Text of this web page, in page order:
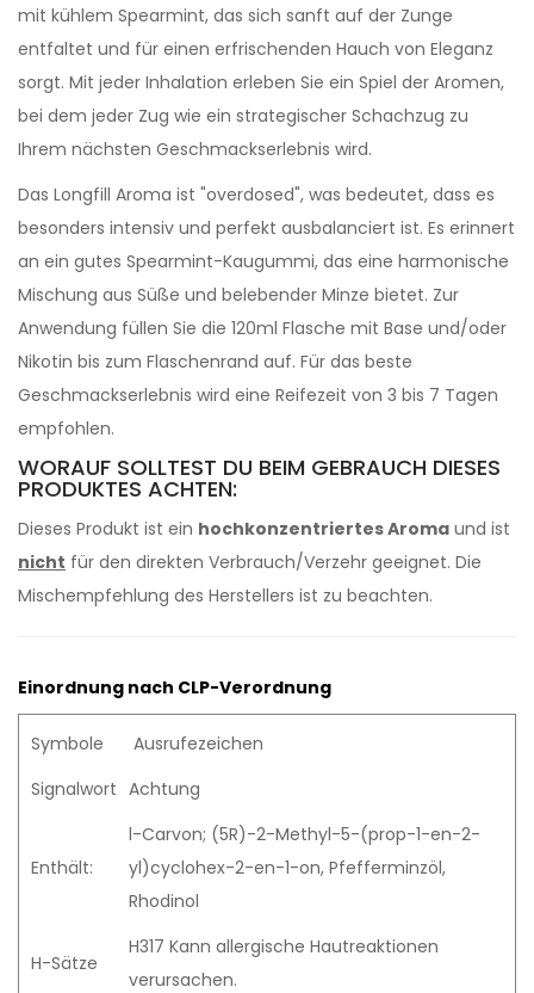
mit kühlem Spearmint, das sich sanft auf der Zunge
entfaltet und für einen erfrischenden Hauch von Eleganz
sorgt. Mit jeder Inhalation erleben Sie ein Spiel der Aromen,
bei dem jeder Zug wie ein strategischer Schachzug zu
Ihrem nächsten Geschmackserlebnis wird.
Das Longfill Aroma ist "overdosed", was bedeutet, dass es
besonders intensiv und perfekt ausbalanciert ist. Es erinnert
an ein gutes Spearmint-Kaugummi, das eine harmonische
Mischung aus Süße und belebender Minze bietet. Zur
Anwendung füllen Sie die 120ml Flasche mit Base und/oder
Nikotin bis zum Flaschenrand auf. Für das beste
Geschmackserlebnis wird eine Reifezeit von 3 bis 7 Tagen
empfohlen.
WORAUF SOLLTEST DU BEIM GEBRAUCH DIESES
PRODUKTES ACHTEN:
Dieses Produkt ist ein hochkonzentriertes Aroma und ist
nicht für den direkten Verbrauch/Verzehr geeignet. Die
Mischempfehlung des Herstellers ist zu beachten.
Einordnung nach CLP-Verordnung
Symbole
Ausrufezeichen
Signalwort Achtung
Enthält:
l-Carvon; (5R)-2-Methyl-5-(prop-1-en-2-
yl)cyclohex-2-en-1-on, Pfefferminzöl,
Rhodinol
H-Sätze
H317 Kann allergische Hautreaktionen
verursachen.